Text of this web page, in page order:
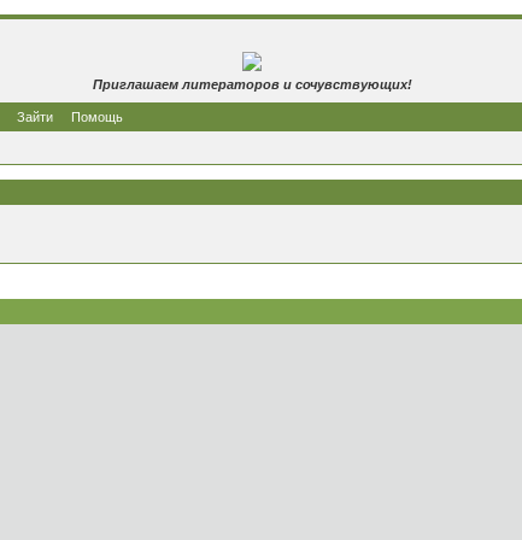
Приглашаем литераторов и сочувствующих!
Зайти Помощь